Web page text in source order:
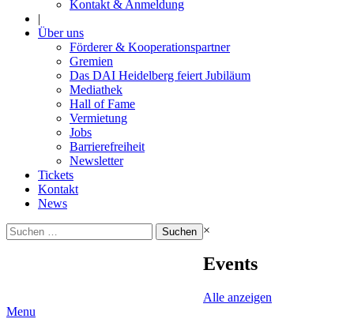
Kontakt & Anmeldung
|
Über uns
Förderer & Kooperationspartner
Gremien
Das DAI Heidelberg feiert Jubiläum
Mediathek
Hall of Fame
Vermietung
Jobs
Barrierefreiheit
Newsletter
Tickets
Kontakt
News
Suchen
nach:
×
Events
Alle anzeigen
Menu